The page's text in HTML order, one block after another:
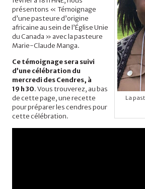
La
présentons « Témoignage
d’une pasteure d’origine
africaine au sein de l’Église Unie
du Canada » avec la pasteure
Marie-Claude Manga.
Ce témoignage sera suivi
d’une célébration du
mercredi des Cendres, à
19 h 30. Vous trouverez, au bas
de cette page, une recette
pour préparer les cendres pour
cette célébration.